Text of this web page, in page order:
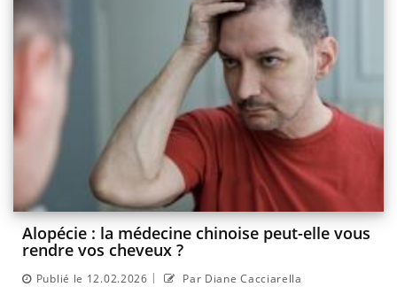
Alopécie : la médecine chinoise peut-elle vous
rendre vos cheveux ?
Publié le 12.02.2026 | Par Diane Cacciarella